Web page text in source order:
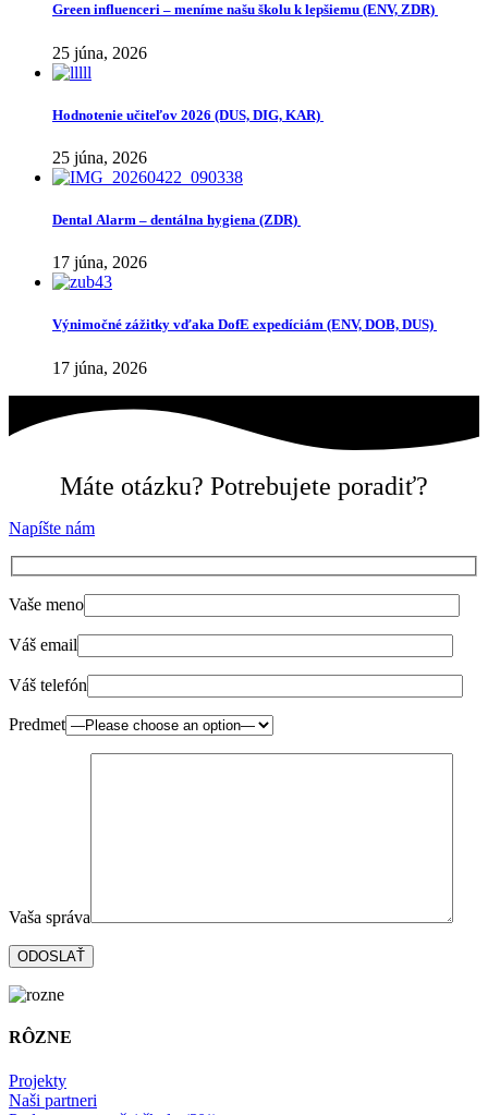
Green influenceri – meníme našu školu k lepšiemu (ENV, ZDR)
25 júna, 2026
Hodnotenie učiteľov 2026 (DUS, DIG, KAR)
25 júna, 2026
Dental Alarm – dentálna hygiena (ZDR)
17 júna, 2026
Výnimočné zážitky vďaka DofE expedíciám (ENV, DOB, DUS)
17 júna, 2026
Máte otázku? Potrebujete poradiť?
Napíšte nám
Vaše meno
Váš email
Váš telefón
Predmet
Vaša správa
RÔZNE
Projekty
Naši partneri